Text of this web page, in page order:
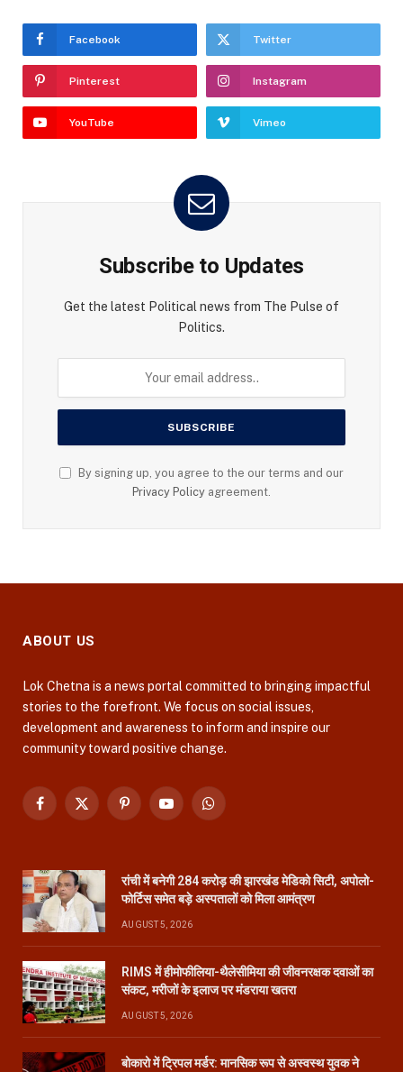
Facebook Twitter
Pinterest Instagram
YouTube Vimeo
Subscribe to Updates
Get the latest Political news from The Pulse of
Politics.
By signing up, you agree to the our terms and our
Privacy Policy agreement.
ABOUT US
Lok Chetna is a news portal committed to bringing impactful
stories to the forefront. We focus on social issues,
development and awareness to inform and inspire our
community toward positive change.
Facebook
X
PinterestYouTubeWhatsApp
रांची में बनेगी 284 करोड़ की झारखंड मेडिको सिटी, अपोलो-
फोर्टिस समेत बड़े अस्पतालों को मिला आमंत्रण
AUGUST 5, 2026
RIMS में हीमोफीलिया-थैलेसीमिया की जीवनरक्षक दवाओं का
संकट, मरीजों के इलाज पर मंडराया खतरा
AUGUST 5, 2026
बोकारो में ट्रिपल मर्डर: मानसिक रूप से अस्वस्थ युवक ने